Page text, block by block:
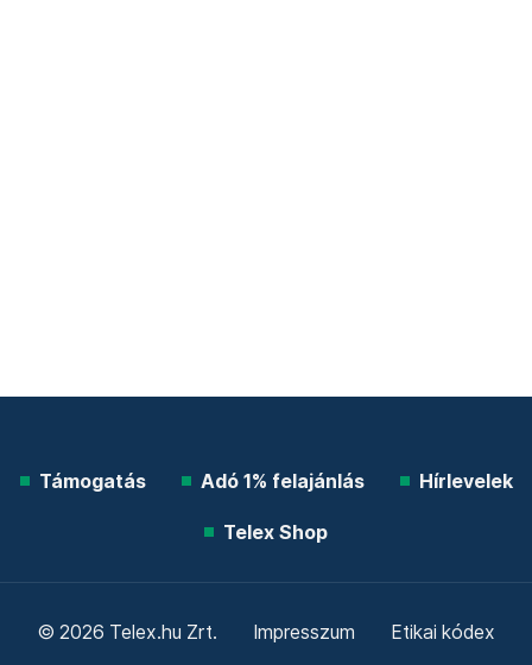
Támogatás Adó 1% felajánlás Hírlevelek
Telex Shop
© 2026 Telex.hu Zrt. Impresszum Etikai kódex